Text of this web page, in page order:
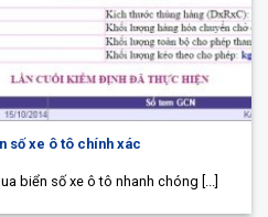
số xe ô tô chính xác
biển số xe ô tô nhanh chóng [...]